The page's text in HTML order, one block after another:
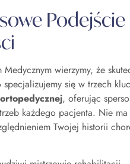
Podejście
wierzymy, że
specjalizujemy się w trzech
, oferując
każdego pacjenta. Nie
Twojej historii